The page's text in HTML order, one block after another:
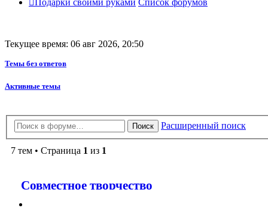
Текущее время: 06 авг 2026, 20:50
Темы без ответов
Активные темы
Поиск Расширенный поиск
7 тем • Страница 1 из 1
Совместное творчество